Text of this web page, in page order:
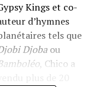
Kings et co-
d’hymnes
tels que
Djobaou
, Chico a